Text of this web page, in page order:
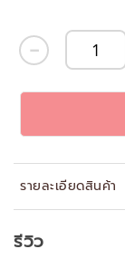
รายละเอียดสินค้า
รีวิว